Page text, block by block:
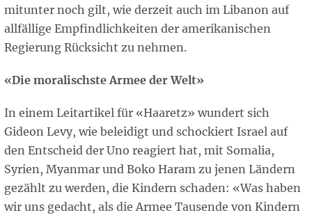
mitunter noch gilt, wie derzeit auch im Libanon auf
allfällige Empfindlichkeiten der amerikanischen
Regierung Rücksicht zu nehmen.
«Die moralischste Armee der Welt»
In einem Leitartikel für «Haaretz» wundert sich
Gideon Levy, wie beleidigt und schockiert Israel auf
den Entscheid der Uno reagiert hat, mit Somalia,
Syrien, Myanmar und Boko Haram zu jenen Ländern
gezählt zu werden, die Kindern schaden: «Was haben
wir uns gedacht, als die Armee Tausende von Kindern